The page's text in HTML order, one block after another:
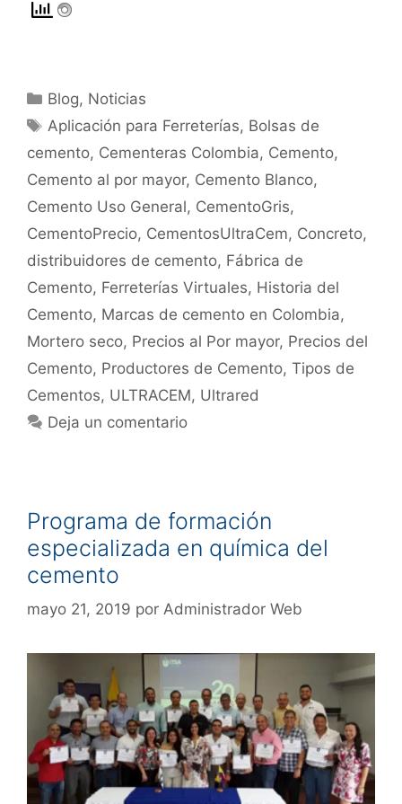
Blog, Noticias
Aplicación para Ferreterías, Bolsas de
cemento, Cementeras Colombia, Cemento,
Cemento al por mayor, Cemento Blanco,
Cemento Uso General, CementoGris,
CementoPrecio, CementosUltraCem, Concreto,
distribuidores de cemento, Fábrica de
Cemento, Ferreterías Virtuales, Historia del
Cemento, Marcas de cemento en Colombia,
Mortero seco, Precios al Por mayor, Precios del
Cemento, Productores de Cemento, Tipos de
Cementos, ULTRACEM, Ultrared
Deja un comentario
Programa de formación
especializada en química del
cemento
mayo 21, 2019 por Administrador Web